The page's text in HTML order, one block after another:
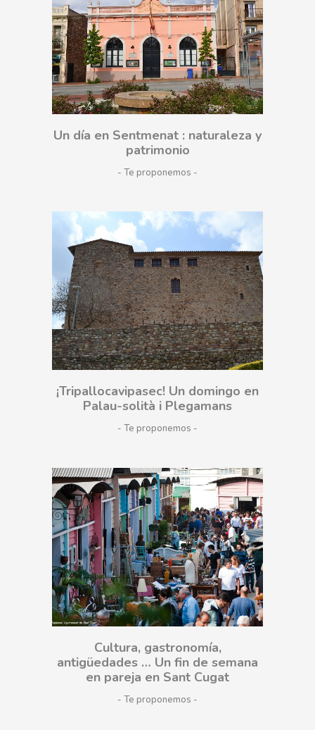
Un día en Sentmenat : naturaleza y
patrimonio
- Te proponemos
¡Tripallocavipasec! Un domingo en
Palau-solità i Plegamans
- Te proponemos
Cultura, gastronomía,
antigüedades … Un fin de semana
en pareja en Sant Cugat
- Te proponemos